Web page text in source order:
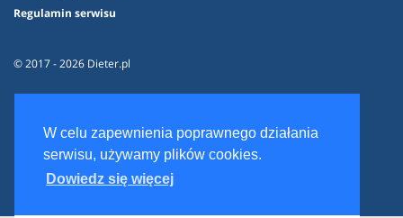
W celu zapewnienia poprawnego działania
serwisu, używamy plików cookies.
Dowiedz się więcej
Regulamin serwisu
© 2017 - 2026 Dieter.pl